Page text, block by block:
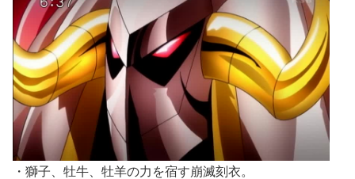
・獅子、牡牛、牡羊の力を宿す崩滅刻衣。